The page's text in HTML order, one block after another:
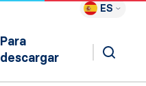
ES
Para
descargar